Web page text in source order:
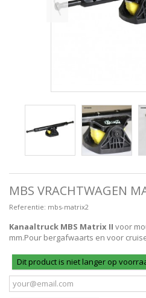
MBS VRACHTWAGEN
Referentie: mbs-matrix2
Kanaaltruck MBS Matrix II voor
mm.Pour bergafwaarts en voor
Dit product is niet langer op